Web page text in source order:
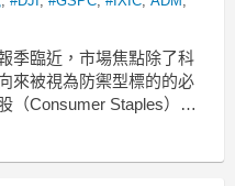
季臨近，市場焦點除了科
來被視為防禦型標的的必
（Consumer Staples）卻
。近期數據顯示，包括全